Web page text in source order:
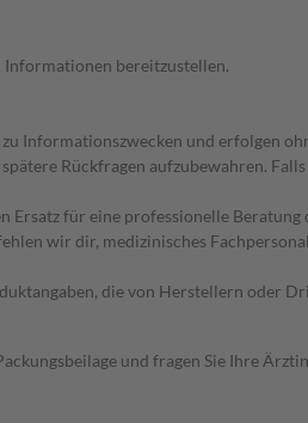
bereitzustellen.
Informationszwecken und erfolgen
Rückfragen aufzubewahren.
Ersatz für eine professionelle
wir dir, medizinisches
die von Herstellern oder
und fragen Sie Ihre